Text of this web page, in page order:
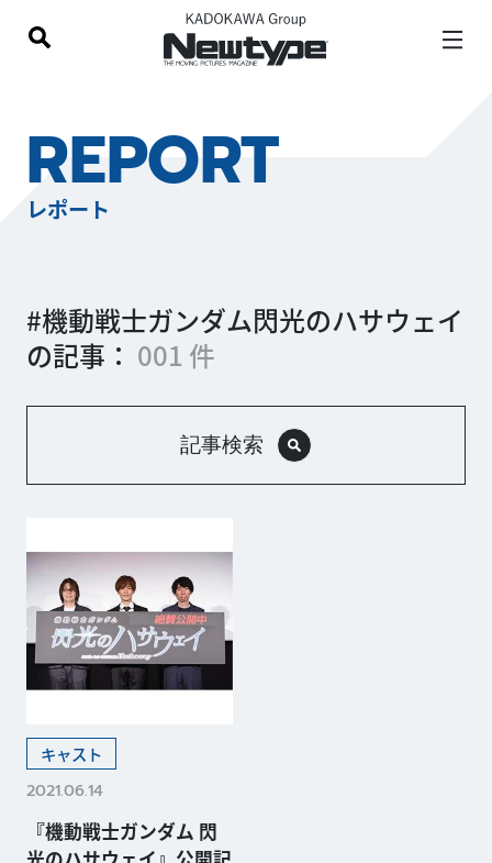
REPORT
レポート
#機動戦士ガンダム閃光のハサウェイ
の記事： 001 件
記事検索
キャスト
2021.06.14
『機動戦士ガンダム 閃